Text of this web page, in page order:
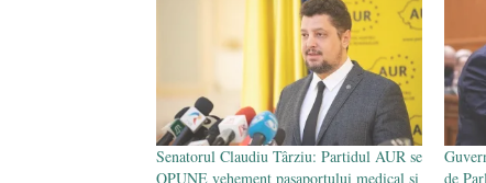
Senatorul Claudiu Târziu: Partidul AUR se
OPUNE vehement pașaportului medical și
de